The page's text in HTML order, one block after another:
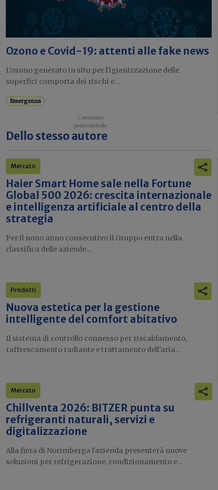
Ozono e Covid-19: attenti alle fake news
L’ozono generato in situ per l'igienizzazione delle
superfici comporta dei rischi e...
Emergenza
Dello stesso autore
Mercato
Haier Smart Home sale nella Fortune
Global 500 2026: crescita internazionale
e intelligenza artificiale al centro della
strategia
Per il nono anno consecutivo il Gruppo entra nella
classifica delle aziende...
Prodotti
Nuova estetica per la gestione
intelligente del comfort abitativo
Il sistema di controllo connesso per riscaldamento,
raffrescamento radiante e trattamento dell’aria...
Mercato
Chillventa 2026: BITZER punta su
refrigeranti naturali, servizi e
digitalizzazione
Alla fiera di Norimberga l'azienda presenterà nuove
soluzioni per refrigerazione, condizionamento e...